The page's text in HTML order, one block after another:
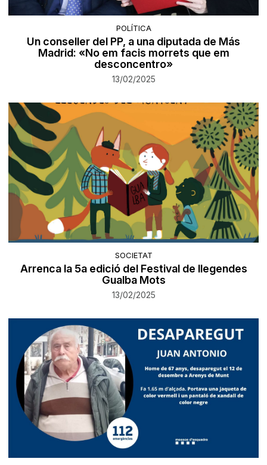
POLÍTICA
Un conseller del PP, a una diputada de Más
Madrid: «No em facis morrets que em
desconcentro»
13/02/2025
SOCIETAT
Arrenca la 5a edició del Festival de llegendes
Gualba Mots
13/02/2025